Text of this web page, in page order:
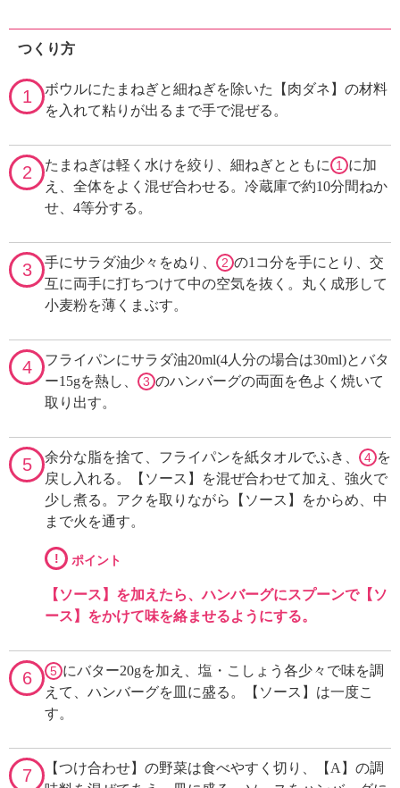
つくり方
1
ボウルにたまねぎと細ねぎを除いた【肉ダネ】の材料
を入れて粘りが出るまで手で混ぜる。
2 たまねぎは軽く水けを絞り、細ねぎとともに 1
に加
え、全体をよく混ぜ合わせる。冷蔵庫で約10分間ねか
せ、4等分する。
3 手にサラダ油少々をぬり、 2 の1コ分を手にとり、交
互に両手に打ちつけて中の空気を抜く。丸く成形して
小麦粉を薄くまぶす。
4
フライパンにサラダ油20ml(4人分の場合は30ml)とバタ
ー15gを熱し、
3 のハンバーグの両面を色よく焼いて
取り出す。
5 余分な脂を捨て、フライパンを紙タオルでふき、 4 を
戻し入れる。【ソース】を混ぜ合わせて加え、強火で
少し煮る。アクを取りながら【ソース】をからめ、中
まで火を通す。
! ポイント
【ソース】を加えたら、ハンバーグにスプーンで【ソ
ース】をかけて味を絡ませるようにする。
6 5 にバター20gを加え、塩・こしょう各少々で味を調
えて、ハンバーグを皿に盛る。【ソース】は一度こ
す。
7
【つけ合わせ】の野菜は食べやすく切り、【A】の調